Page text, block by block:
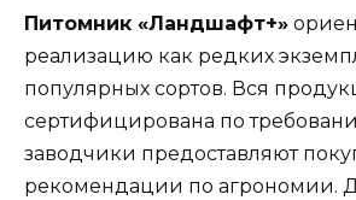
Питомник «Ландшафт+»
реализацию как редких
популярных сортов. Вся
сертифицирована по
заводчики предоставляют
рекомендации по агрономии.